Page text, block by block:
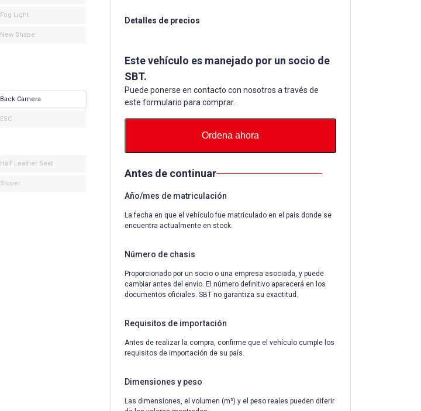
Detalles de precios
Este vehículo es manejado por un socio de
SBT.
Puede ponerse en contacto con nosotros a través de
este formulario para comprar.
Ordena ahora
Antes de continuar
Año/mes de matriculación
La fecha en que el vehículo fue matriculado en el país donde se
encuentra actualmente en stock.
Número de chasis
Proporcionado por un socio o una empresa asociada, y puede
cambiar antes del envío. El número definitivo aparecerá en los
documentos oficiales. SBT no garantiza su exactitud.
Requisitos de importación
Antes de realizar la compra, confirme que el vehículo cumple los
requisitos de importación de su país.
Dimensiones y peso
Las dimensiones, el volumen (m³) y el peso reales pueden diferir
Fog Light
New Shape
Back Camera
ESC
Half Leather Seat
Sloper